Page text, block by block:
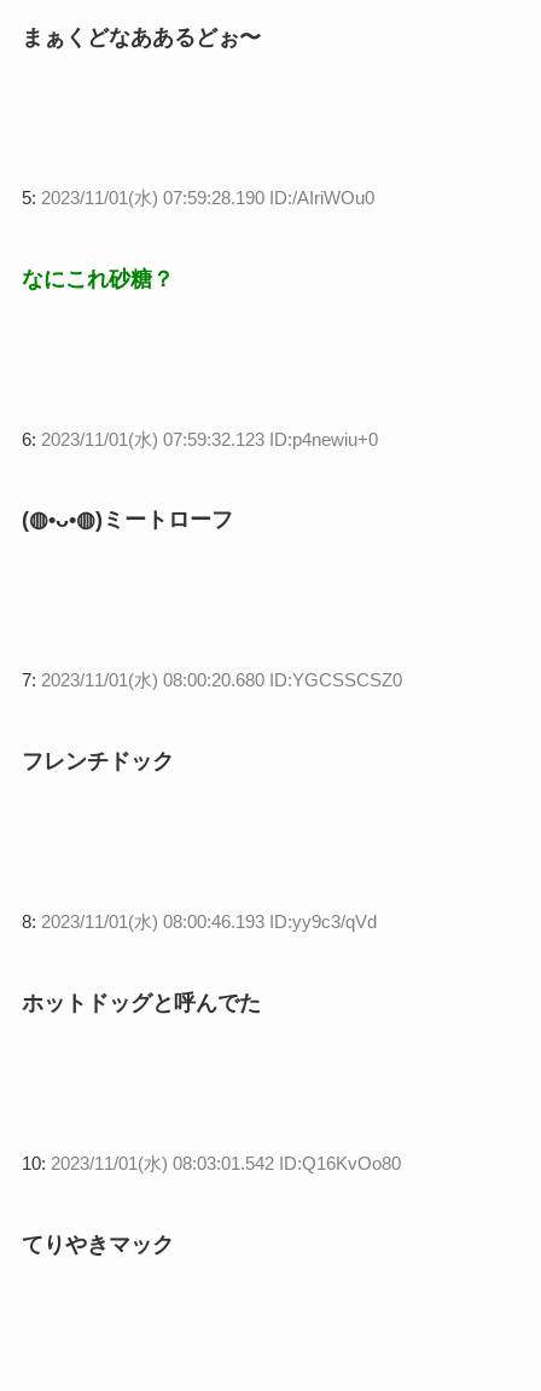
まぁくどなああるどぉ〜
5: 2023/11/01(水) 07:59:28.190 ID:/AIriWOu0
なにこれ砂糖？
6: 2023/11/01(水) 07:59:32.123 ID:p4newiu+0
(◍•ᴗ•◍)ミートローフ
7: 2023/11/01(水) 08:00:20.680 ID:YGCSSCSZ0
フレンチドック
8: 2023/11/01(水) 08:00:46.193 ID:yy9c3/qVd
ホットドッグと呼んでた
10: 2023/11/01(水) 08:03:01.542 ID:Q16KvOo80
てりやきマック